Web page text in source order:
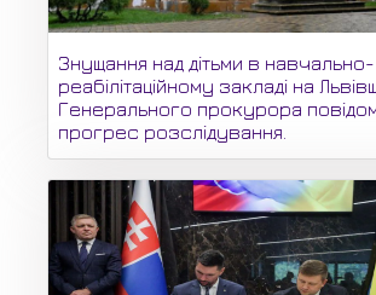
Знущання над дітьми в навчально-
реабілітаційному закладі на
Генерального прокурора
прогрес розслідування.